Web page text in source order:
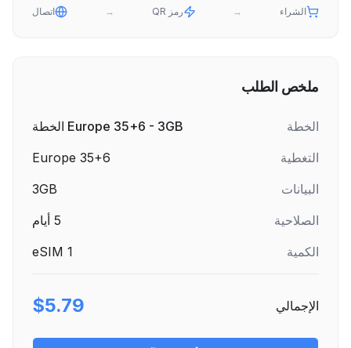
الشراء → رمز QR → اتصال
ملخص الطلب
الخطة
Europe 35+6 - 3GB الخطة
التغطية
Europe 35+6
البيانات
3GB
الصلاحية
5 أيام
الكمية
1
الإجمالي $5.79